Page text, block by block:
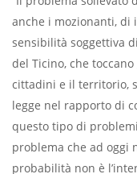
anche i mozionanti, di
sensibilità soggettiva
del Ticino, che
cittadini e il territorio,
legge nel rapporto di
questo tipo di
problema che ad oggi
probabilità non è